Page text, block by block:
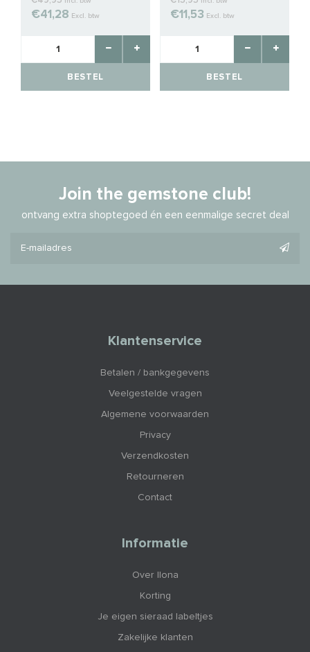
€41,28 Excl. btw
BESTEL
€11,53 Excl. btw
BESTEL
Join the gemstone club!
ontvang extra shoptegoed én een eenmalige secret deal
Klantenservice
Betalen / bankgegevens
Veelgestelde vragen
Algemene voorwaarden
Privacy
Verzendkosten
Retourneren
Contact
Informatie
Over Ilona
Korting
Je eigen sieraad labeltjes
Zakelijke klanten